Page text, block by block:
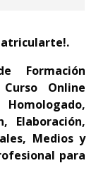
Formación
Curso Online
Elaboración,
Medios y
para